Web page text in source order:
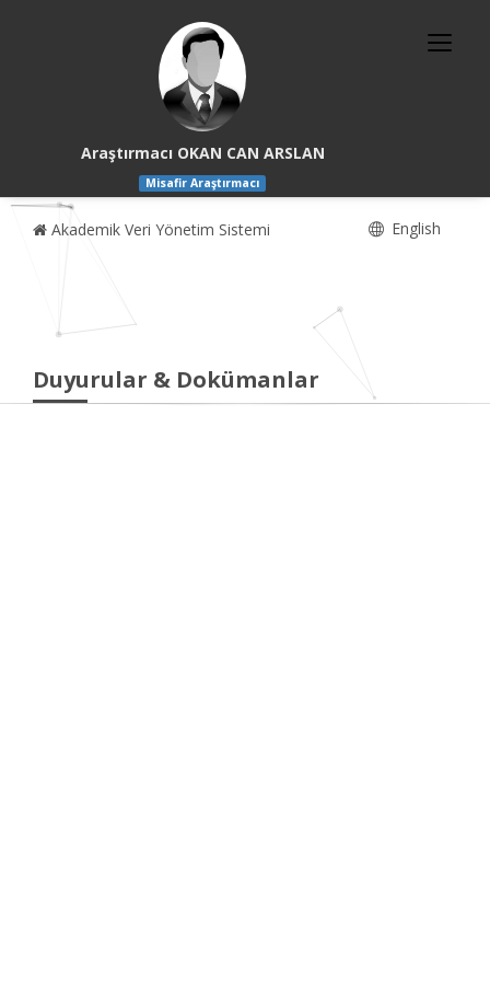
Araştırmacı OKAN CAN ARSLAN
Misafir Araştırmacı
Akademik Veri Yönetim Sistemi English
Duyurular & Dokümanlar